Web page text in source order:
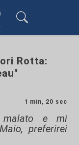
Rotta:
1 min, 20 sec
malato e mi
preferirei